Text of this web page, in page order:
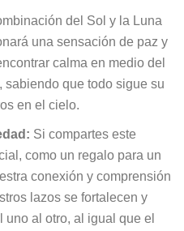
del Sol y la Luna
una sensación de paz y
calma en medio del
sabiendo que todo sigue su
en el cielo.
Si compartes este
como un regalo para un
conexión y comprensión
lazos se fortalecen y
uno al otro, al igual que el